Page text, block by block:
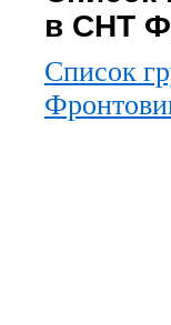
в СНТ
Список